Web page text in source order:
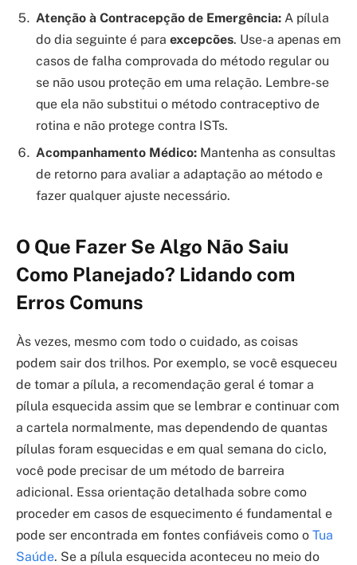
Atenção à Contracepção de Emergência: A pílula
do dia seguinte é para excepcões. Use-a apenas em
casos de falha comprovada do método regular ou
se não usou proteção em uma relação. Lembre-se
que ela não substitui o método contraceptivo de
rotina e não protege contra ISTs.
Acompanhamento Médico: Mantenha as consultas
de retorno para avaliar a adaptação ao método e
fazer qualquer ajuste necessário.
O Que Fazer Se Algo Não Saiu
Como Planejado? Lidando com
Erros Comuns
Às vezes, mesmo com todo o cuidado, as coisas
podem sair dos trilhos. Por exemplo, se você esqueceu
de tomar a pílula, a recomendação geral é tomar a
pílula esquecida assim que se lembrar e continuar com
a cartela normalmente, mas dependendo de quantas
pílulas foram esquecidas e em qual semana do ciclo,
você pode precisar de um método de barreira
adicional. Essa orientação detalhada sobre como
proceder em casos de esquecimento é fundamental e
pode ser encontrada em fontes confiáveis como o Tua
Saúde. Se a pílula esquecida aconteceu no meio do